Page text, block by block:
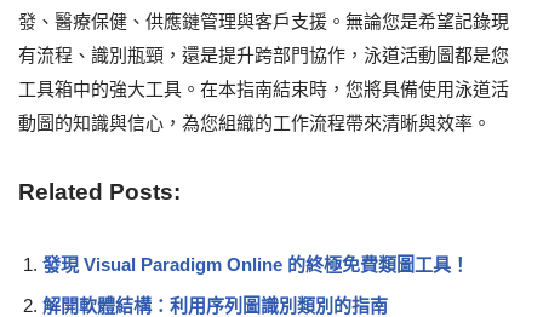
發、醫療保健、供應鏈管理與客戶支援。無論您是希望記錄現
有流程、識別瓶頸，還是提升跨部門協作，泳道活動圖都是您
工具箱中的強大工具。在本指南結束時，您將具備使用泳道活
動圖的知識與信心，為您組織的工作流程帶來清晰與效率。
Related Posts:
發現 Visual Paradigm Online 的終極免費類圖工具！
解開軟體結構：利用序列圖識別類別的指南